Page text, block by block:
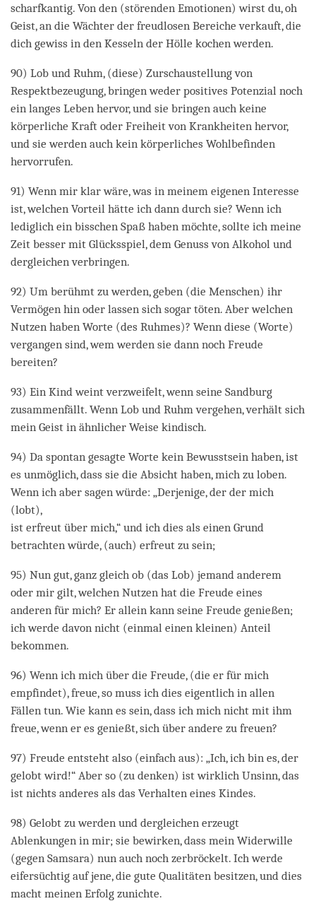
scharfkantig. Von den (störenden Emotionen) wirst du, oh
Geist, an die Wächter der freudlosen Bereiche verkauft, die
dich gewiss in den Kesseln der Hölle kochen werden.
90) Lob und Ruhm, (diese) Zurschaustellung von
Respektbezeugung, bringen weder positives Potenzial noch
ein langes Leben hervor, und sie bringen auch keine
körperliche Kraft oder Freiheit von Krankheiten hervor,
und sie werden auch kein körperliches Wohlbefinden
hervorrufen.
91) Wenn mir klar wäre, was in meinem eigenen Interesse
ist, welchen Vorteil hätte ich dann durch sie? Wenn ich
lediglich ein bisschen Spaß haben möchte, sollte ich meine
Zeit besser mit Glücksspiel, dem Genuss von Alkohol und
dergleichen verbringen.
92) Um berühmt zu werden, geben (die Menschen) ihr
Vermögen hin oder lassen sich sogar töten. Aber welchen
Nutzen haben Worte (des Ruhmes)? Wenn diese (Worte)
vergangen sind, wem werden sie dann noch Freude
bereiten?
93) Ein Kind weint verzweifelt, wenn seine Sandburg
zusammenfällt. Wenn Lob und Ruhm vergehen, verhält sich
mein Geist in ähnlicher Weise kindisch.
94) Da spontan gesagte Worte kein Bewusstsein haben, ist
es unmöglich, dass sie die Absicht haben, mich zu loben.
Wenn ich aber sagen würde: „Derjenige, der der mich
(lobt),
ist erfreut über mich,“ und ich dies als einen Grund
betrachten würde, (auch) erfreut zu sein;
95) Nun gut, ganz gleich ob (das Lob) jemand anderem
oder mir gilt, welchen Nutzen hat die Freude eines
anderen für mich? Er allein kann seine Freude genießen;
ich werde davon nicht (einmal einen kleinen) Anteil
bekommen.
96) Wenn ich mich über die Freude, (die er für mich
empfindet), freue, so muss ich dies eigentlich in allen
Fällen tun. Wie kann es sein, dass ich mich nicht mit ihm
freue, wenn er es genießt, sich über andere zu freuen?
97) Freude entsteht also (einfach aus): „Ich, ich bin es, der
gelobt wird!“ Aber so (zu denken) ist wirklich Unsinn, das
ist nichts anderes als das Verhalten eines Kindes.
98) Gelobt zu werden und dergleichen erzeugt
Ablenkungen in mir; sie bewirken, dass mein Widerwille
(gegen Samsara) nun auch noch zerbröckelt. Ich werde
eifersüchtig auf jene, die gute Qualitäten besitzen, und dies
macht meinen Erfolg zunichte.